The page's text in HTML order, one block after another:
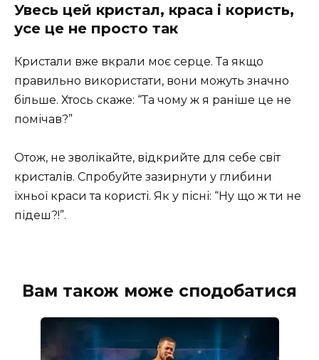
Увесь цей кристал, краса і користь,
усе це не просто так
Кристали вже вкрали моє серце. Та якщо
правильно використати, вони можуть значно
більше. Хтось скаже: “Та чому ж я раніше це не
помічав?”
Отож, не зволікайте, відкрийте для себе світ
кристалів. Спробуйте зазирнути у глибини
їхньої краси та користі. Як у пісні: “Ну що ж ти не
підеш?!”.
Вам також може сподобатися